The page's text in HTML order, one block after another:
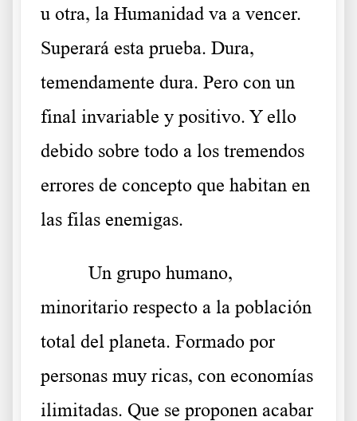
u otra, la Humanidad va a vencer.
Superará esta prueba. Dura,
temendamente dura. Pero con un
final invariable y positivo. Y ello
debido sobre todo a los tremendos
errores de concepto que habitan en
las filas enemigas.
Un grupo humano,
minoritario respecto a la población
total del planeta. Formado por
personas muy ricas, con economías
ilimitadas. Que se proponen acabar